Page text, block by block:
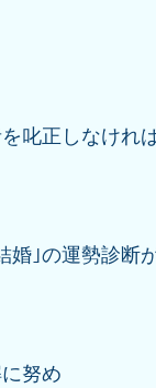
叱正しなけれ
婚｣の運勢診断
努め